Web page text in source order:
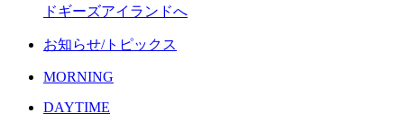
ドギーズアイランドへ
お知らせ/トピックス
MORNING
DAYTIME